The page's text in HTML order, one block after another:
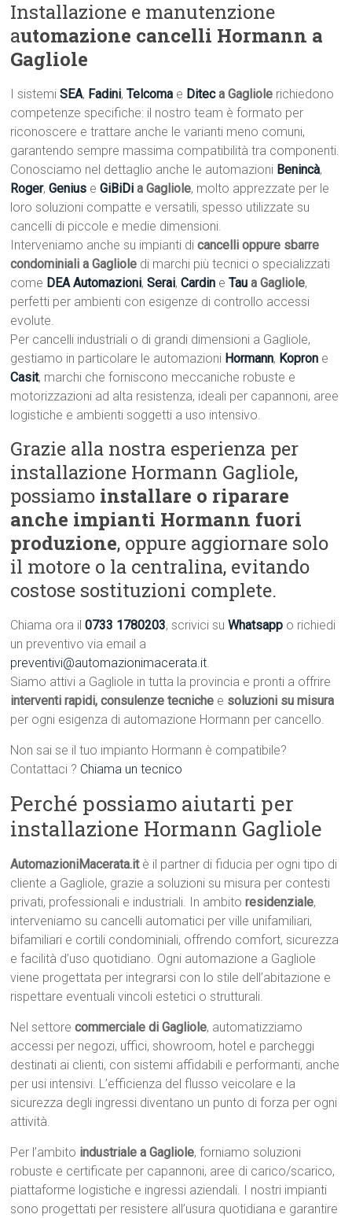
Installazione e manutenzione
automazione cancelli Hormann a
Gagliole
I sistemiSEA, Fadini,Telcoma e Diteca Gagliole richiedono
competenze specifiche: il nostro team è formato per
riconoscere e trattare anche le varianti meno comuni,
garantendo sempre massima compatibilità tra componenti.
Conosciamo nel dettaglio anche le automazioni Benincà,
Roger,Genius eGiBiDi a Gagliole, molto apprezzate per le
loro soluzioni compatte e versatili, spesso utilizzate su
cancelli di piccole e medie dimensioni.
Interveniamo anche su impianti dicancelli oppure sbarre
condominiali a Gagliole di marchi più tecnici o specializzati
come DEA Automazioni,Serai,Cardin eTau a Gagliole,
perfetti per ambienti con esigenze di controllo accessi
evolute.
Per cancelli industriali o di grandi dimensioni a Gagliole,
gestiamo in particolare le automazioni Hormann, Kopron e
Casit, marchi che forniscono meccaniche robuste e
motorizzazioni ad alta resistenza, ideali per capannoni, aree
logistiche e ambienti soggetti a uso intensivo.
Grazie alla nostra esperienza per
installazione Hormann Gagliole,
possiamo installare o riparare
anche impianti Hormann fuori
produzione, oppure aggiornare solo
il motore o la centralina, evitando
costose sostituzioni complete.
Chiama ora il0733 1780203, scrivici suWhatsapp o richiedi
un preventivo via email a
preventivi@automazionimacerata.it.
Siamo attivi a Gagliole in tutta la provincia e pronti a offrire
interventi rapidi, consulenze tecniche e soluzioni su misura
per ogni esigenza di automazione Hormann per cancello.
Non sai se il tuo impianto Hormann è compatibile?
Contattaci ? Chiama un tecnico
Perché possiamo aiutarti per
installazione Hormann Gagliole
AutomazioniMacerata.itè il partner di fiducia per ogni tipo di
cliente a Gagliole, grazie a soluzioni su misura per contesti
privati, professionali e industriali. In ambitoresidenziale,
interveniamo su cancelli automatici per ville unifamiliari,
bifamiliari e cortili condominiali, offrendo comfort, sicurezza
e facilità d’uso quotidiano. Ogni automazione a Gagliole
viene progettata per integrarsi con lo stile dell’abitazione e
rispettare eventuali vincoli estetici o strutturali.
Nel settorecommerciale di Gagliole, automatizziamo
accessi per negozi, uffici, showroom, hotel e parcheggi
destinati ai clienti, con sistemi affidabili e performanti, anche
per usi intensivi. L’efficienza del flusso veicolare e la
sicurezza degli ingressi diventano un punto di forza per ogni
attività.
Per l’ambito industriale a Gagliole, forniamo soluzioni
robuste e certificate per capannoni, aree di carico/scarico,
piattaforme logistiche e ingressi aziendali. I nostri impianti
sono progettati per resistere all’usura quotidiana e garantire